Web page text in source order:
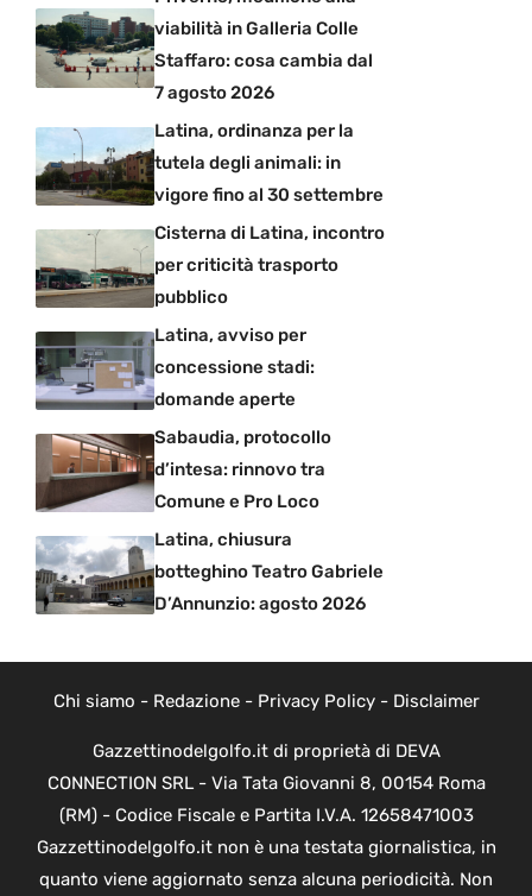
viabilità in Galleria Colle
Staffaro: cosa cambia dal
7 agosto 2026
Latina, ordinanza per la
tutela degli animali: in
vigore fino al 30 settembre
Cisterna di Latina, incontro
per criticità trasporto
pubblico
Latina, avviso per
concessione stadi:
domande aperte
Sabaudia, protocollo
d’intesa: rinnovo tra
Comune e Pro Loco
Latina, chiusura
botteghino Teatro Gabriele
D’Annunzio: agosto 2026
Chi siamo - Redazione- Privacy Policy- Disclaimer
Gazzettinodelgolfo.it di proprietà di DEVA
CONNECTION SRL - Via Tata Giovanni 8, 00154 Roma
(RM) - Codice Fiscale e Partita I.V.A. 12658471003
Gazzettinodelgolfo.it non è una testata giornalistica, in
quanto viene aggiornato senza alcuna periodicità. Non